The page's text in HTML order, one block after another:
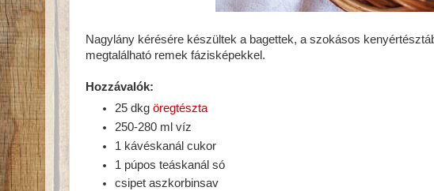
Nagylány kérésére készültek a bagettek, a szokásos
megtalálható remek fázisképekkel.
Hozzávalók:
25 dkgöregtészta
250-280 ml víz
1 kávéskanál cukor
1 púpos teáskanál só
csipet aszkorbinsav